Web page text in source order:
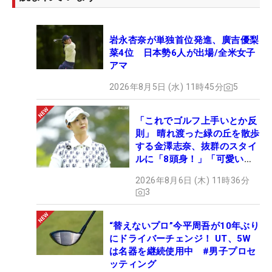
岩永杏奈が単独首位発進、廣吉優梨
菜4位 日本勢6人が出場/全米女子
アマ
2026年8月5日 (水) 11時45分 5
「これでゴルフ上手いとか反
則」 晴れ渡った緑の丘を散歩
する金澤志奈、抜群のスタイ
ルに「8頭身！」「可愛いに
2026年8月6日 (木) 11時36分
3
“替えないプロ”今平周吾が10年ぶり
にドライバーチェンジ！ UT、5W
は名器を継続使用中 #男子プロセ
ッティング